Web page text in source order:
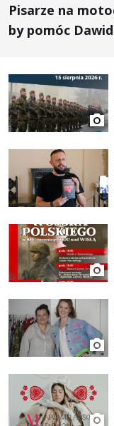
Pisarze na
by pomóc